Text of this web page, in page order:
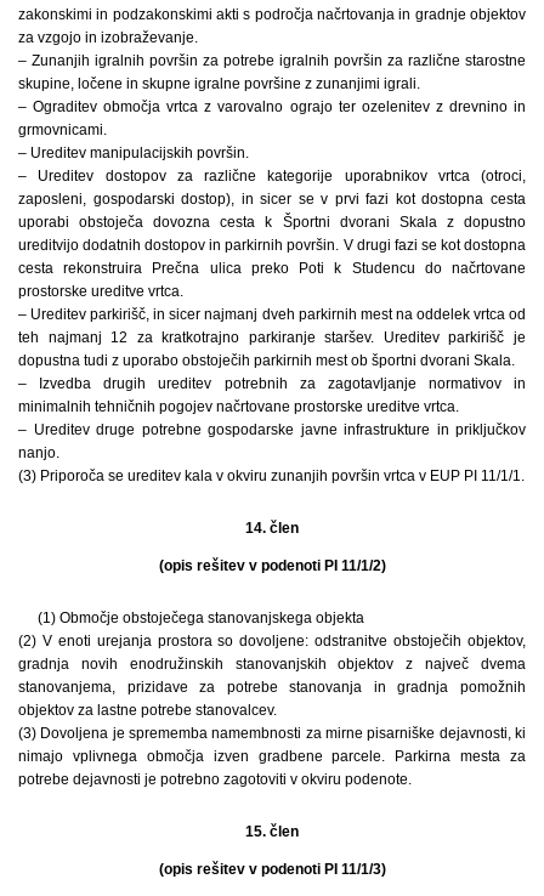
zakonskimi in podzakonskimi akti s področja načrtovanja in gradnje objektov
za vzgojo in izobraževanje.
– Zunanjih igralnih površin za potrebe igralnih površin za različne starostne
skupine, ločene in skupne igralne površine z zunanjimi igrali.
– Ograditev območja vrtca z varovalno ograjo ter ozelenitev z drevnino in
grmovnicami.
– Ureditev manipulacijskih površin.
– Ureditev dostopov za različne kategorije uporabnikov vrtca (otroci,
zaposleni, gospodarski dostop), in sicer se v prvi fazi kot dostopna cesta
uporabi obstoječa dovozna cesta k Športni dvorani Skala z dopustno
ureditvijo dodatnih dostopov in parkirnih površin. V drugi fazi se kot dostopna
cesta rekonstruira Prečna ulica preko Poti k Studencu do načrtovane
prostorske ureditve vrtca.
– Ureditev parkirišč, in sicer najmanj dveh parkirnih mest na oddelek vrtca od
teh najmanj 12 za kratkotrajno parkiranje staršev. Ureditev parkirišč je
dopustna tudi z uporabo obstoječih parkirnih mest ob športni dvorani Skala.
– Izvedba drugih ureditev potrebnih za zagotavljanje normativov in
minimalnih tehničnih pogojev načrtovane prostorske ureditve vrtca.
– Ureditev druge potrebne gospodarske javne infrastrukture in priključkov
nanjo.
(3) Priporoča se ureditev kala v okviru zunanjih površin vrtca v EUP PI 11/1/1.
14. člen
(opis rešitev v podenoti PI 11/1/2)
(1) Območje obstoječega stanovanjskega objekta
(2) V enoti urejanja prostora so dovoljene: odstranitve obstoječih objektov,
gradnja novih enodružinskih stanovanjskih objektov z največ dvema
stanovanjema, prizidave za potrebe stanovanja in gradnja pomožnih
objektov za lastne potrebe stanovalcev.
(3) Dovoljena je sprememba namembnosti za mirne pisarniške dejavnosti, ki
nimajo vplivnega območja izven gradbene parcele. Parkirna mesta za
potrebe dejavnosti je potrebno zagotoviti v okviru podenote.
15. člen
(opis rešitev v podenoti PI 11/1/3)